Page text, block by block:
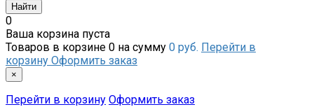
0
Ваша корзина пуста
Товаров в корзине 0 на сумму 0 руб. Перейти в
корзину Оформить заказ
×
Перейти в корзину Оформить заказ